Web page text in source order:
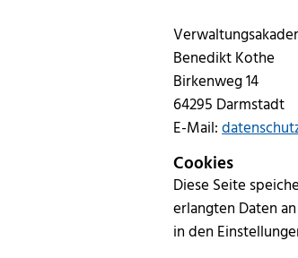
Benedikt Kothe
Birkenweg 14
64295 Darmstadt
E-Mail:
Cookies
Diese Seite
erlangten Daten
in den